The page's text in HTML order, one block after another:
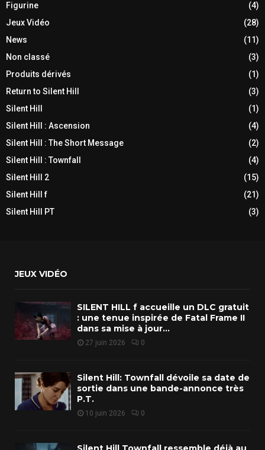
Figurine
(4)
Jeux Vidéo
(28)
News
(11)
Non classé
(3)
Produits dérivés
(1)
Return to Silent Hill
(3)
Silent Hill
(1)
Silent Hill : Ascension
(4)
Silent Hill : The Short Message
(2)
Silent Hill : Townfall
(4)
Silent Hill 2
(15)
Silent Hill f
(21)
Silent Hill PT
(3)
JEUX VIDÉO
SILENT HILL f accueille un DLC gratuit
: une tenue inspirée de Fatal Frame II
dans sa mise à jour...
27 juin 2026 0
Silent Hill: Townfall dévoile sa date de
sortie dans une bande-annonce très
P.T.
10 juin 2026 0